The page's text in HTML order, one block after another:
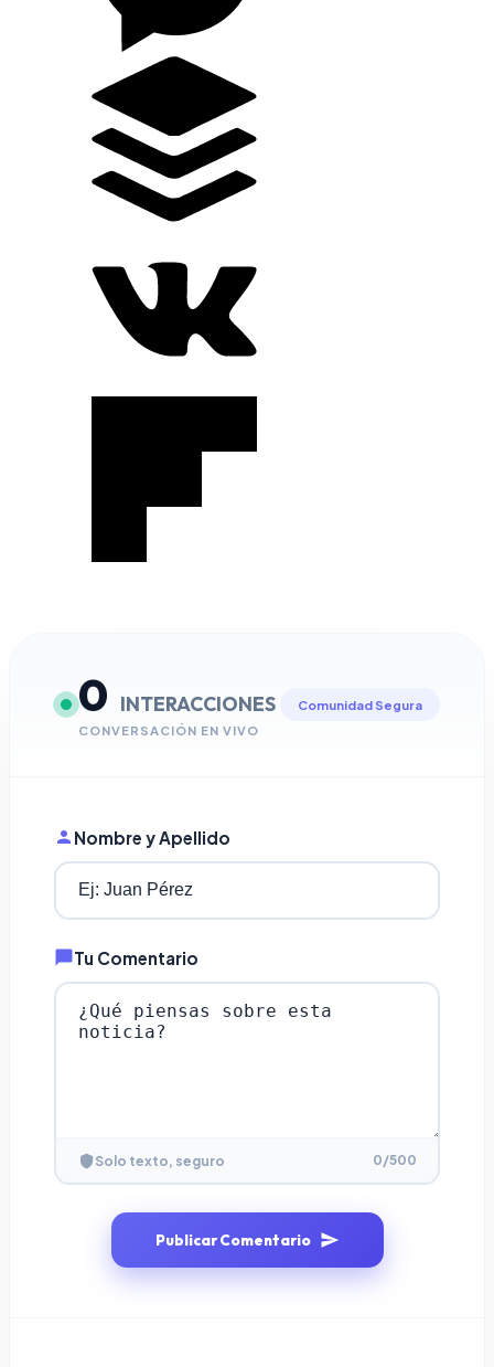
0 INTERACCIONES
CONVERSACIÓN EN VIVO
Comunidad Segura
Nombre y Apellido
Tu Comentario
Solo texto, seguro 0/500
Publicar Comentario